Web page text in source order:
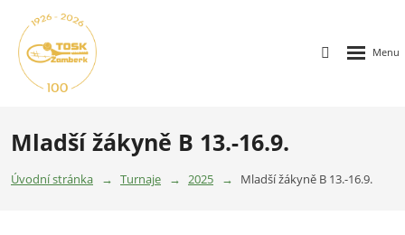
Mladší žákyně B 13.-16.9.
Úvodní stránka Turnaje 2025 Mladší žákyně B 13.-16.9.